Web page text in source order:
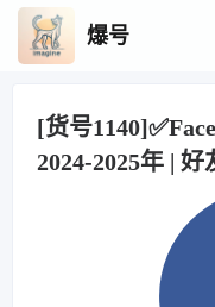
爆号
[货号
2024-2025年 | 好